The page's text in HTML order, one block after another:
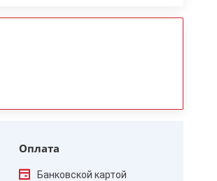
Оплата
Банковской картой